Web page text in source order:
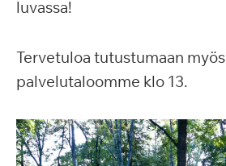
luvassa!
Tervetuloa tutustumaan myös
palvelutaloomme klo 13.